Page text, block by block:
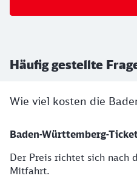
Häufig gestellte
Wie viel kosten die
Baden-Württemberg-
Der Preis richtet sich nach
Mitfahrt.